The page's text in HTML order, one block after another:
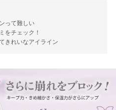
って難しい
をチェック！
きれいなアイライン